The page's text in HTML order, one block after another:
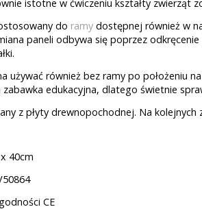
istotne w ćwiczeniu kształty zwierząt
do ramy dostępnej również w
paneli odbywa się poprzez
używać również bez ramy po położeniu
zabawka edukacyjna, dlatego świetnie
z płyty drewnopochodnej. Na
40cm
CE